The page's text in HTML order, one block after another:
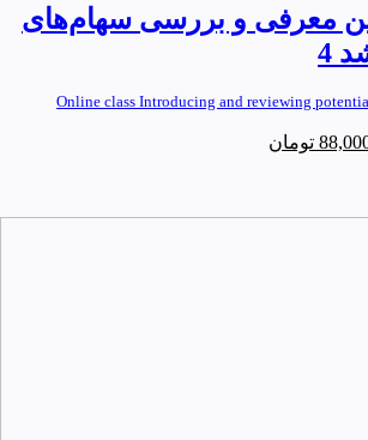
معرفی و بررسی سهام‌های
4
Online class Introducing and reviewing
تومان